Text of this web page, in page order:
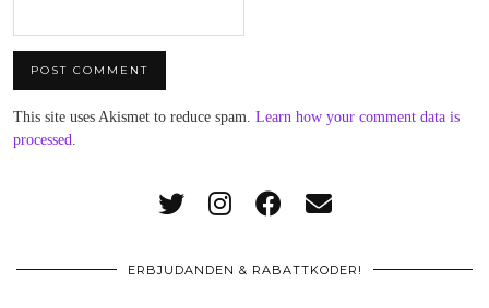
This site uses Akismet to reduce spam. Learn how your comment data is
processed
ERBJUDANDEN & RABATTKODER!